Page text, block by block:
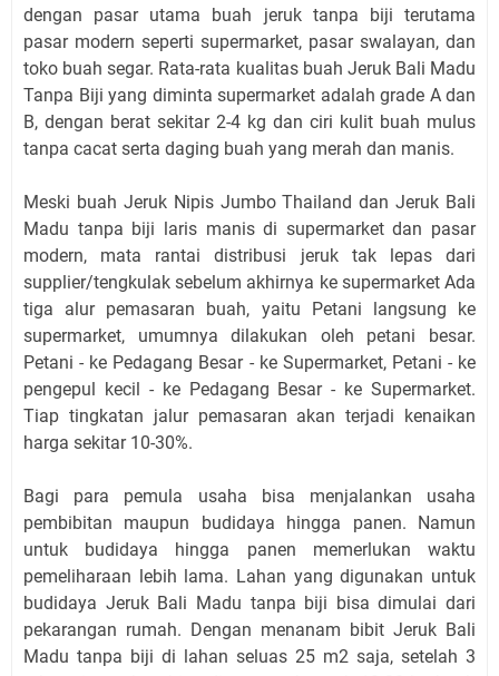
dengan pasar utama buah jeruk tanpa biji terutama
pasar modern seperti supermarket, pasar swalayan, dan
toko buah segar. Rata-rata kualitas buah Jeruk Bali Madu
Tanpa Biji yang diminta supermarket adalah grade A dan
B, dengan berat sekitar 2-4 kg dan ciri kulit buah mulus
tanpa cacat serta daging buah yang merah dan manis.
Meski buah Jeruk Nipis Jumbo Thailand dan Jeruk Bali
Madu tanpa biji laris manis di supermarket dan pasar
modern, mata rantai distribusi jeruk tak lepas dari
supplier/tengkulak sebelum akhirnya ke supermarket Ada
tiga alur pemasaran buah, yaitu Petani langsung ke
supermarket, umumnya dilakukan oleh petani besar.
Petani - ke Pedagang Besar - ke Supermarket, Petani - ke
pengepul kecil - ke Pedagang Besar - ke Supermarket.
Tiap tingkatan jalur pemasaran akan terjadi kenaikan
harga sekitar 10-30%.
Bagi para pemula usaha bisa menjalankan usaha
pembibitan maupun budidaya hingga panen. Namun
untuk budidaya hingga panen memerlukan waktu
pemeliharaan lebih lama. Lahan yang digunakan untuk
budidaya Jeruk Bali Madu tanpa biji bisa dimulai dari
pekarangan rumah. Dengan menanam bibit Jeruk Bali
Madu tanpa biji di lahan seluas 25 m2 saja, setelah 3